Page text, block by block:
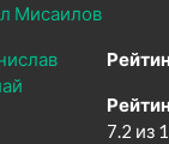
Мисаилов
7.2 из